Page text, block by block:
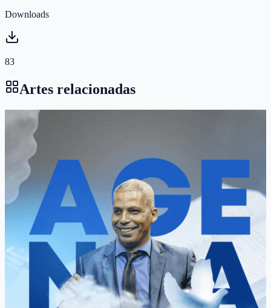
Downloads
83
Artes relacionadas